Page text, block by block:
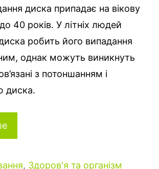
диска припадає на вікову
40 років. У літніх людей
робить його випадання
однак можуть виникнуть
з потоншанням і
диска.
, Здоров'я та організм